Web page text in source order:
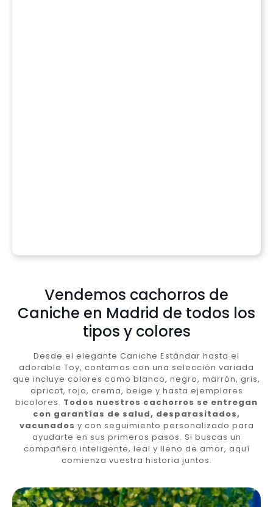
Vendemos cachorros de
Caniche en Madrid de todos los
tipos y colores
Desde el elegante Caniche Estándar hasta el
adorable Toy, contamos con una selección variada
que incluye colores como blanco, negro, marrón, gris,
apricot, rojo, crema, beige y hasta ejemplares
bicolores. Todos nuestros cachorros se entregan
con garantías de salud, desparasitados,
vacunados y con seguimiento personalizado para
ayudarte en sus primeros pasos. Si buscas un
compañero inteligente, leal y lleno de amor, aquí
comienza vuestra historia juntos.